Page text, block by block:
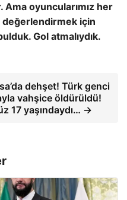
oyuncularımız her
için
Gol atmalıydık.
dehşet! Türk genci
vahşice öldürüldü!
17 yaşındaydı… →